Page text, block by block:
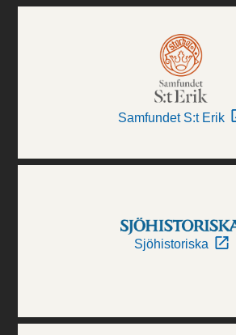
Samfundet S:t Erik
Sjöhistoriska